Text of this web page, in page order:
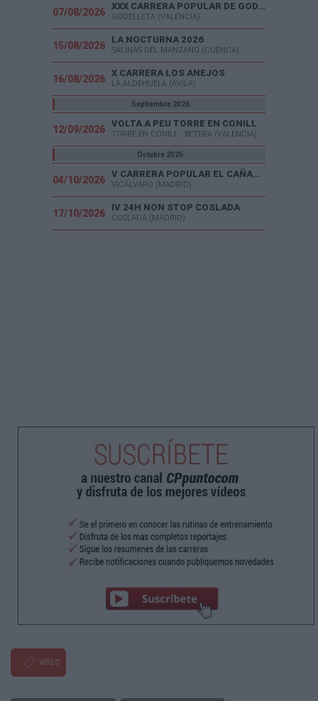
07/08/2026
XXX CARRERA POPULAR DE GODELLETA
GODELLETA (VALENCIA)
15/08/2026
LA NOCTURNA 2026
SALINAS DEL MANZANO (CUENCA)
16/08/2026
X CARRERA LOS ANEJOS
LA ALDEHUELA (AVILA)
Septiembre 2026
12/09/2026
VOLTA A PEU TORRE EN CONILL
TORRE EN CONILL - BETERA (VALENCIA)
Octubre 2026
04/10/2026
V CARRERA POPULAR EL CAÑAVERAL
VICÁLVARO (MADRID)
17/10/2026
IV 24H NON STOP COSLADA
COSLADA (MADRID)
VíDEO